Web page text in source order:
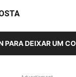
PARA DEIXAR UM